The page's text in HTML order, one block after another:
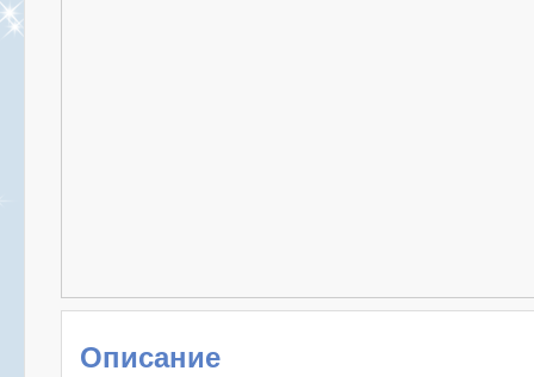
Описание